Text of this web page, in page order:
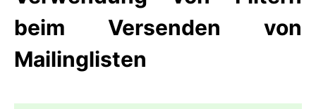
beim Versenden von
Mailinglisten